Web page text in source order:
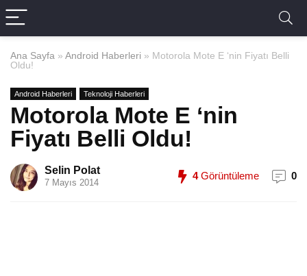
Ana Sayfa » Android Haberleri » Motorola Mote E ‘nin Fiyatı Belli
Oldu!
Android Haberleri Teknoloji Haberleri
Motorola Mote E ‘nin
Fiyatı Belli Oldu!
Selin Polat
7 Mayıs 2014
4Görüntüleme 0